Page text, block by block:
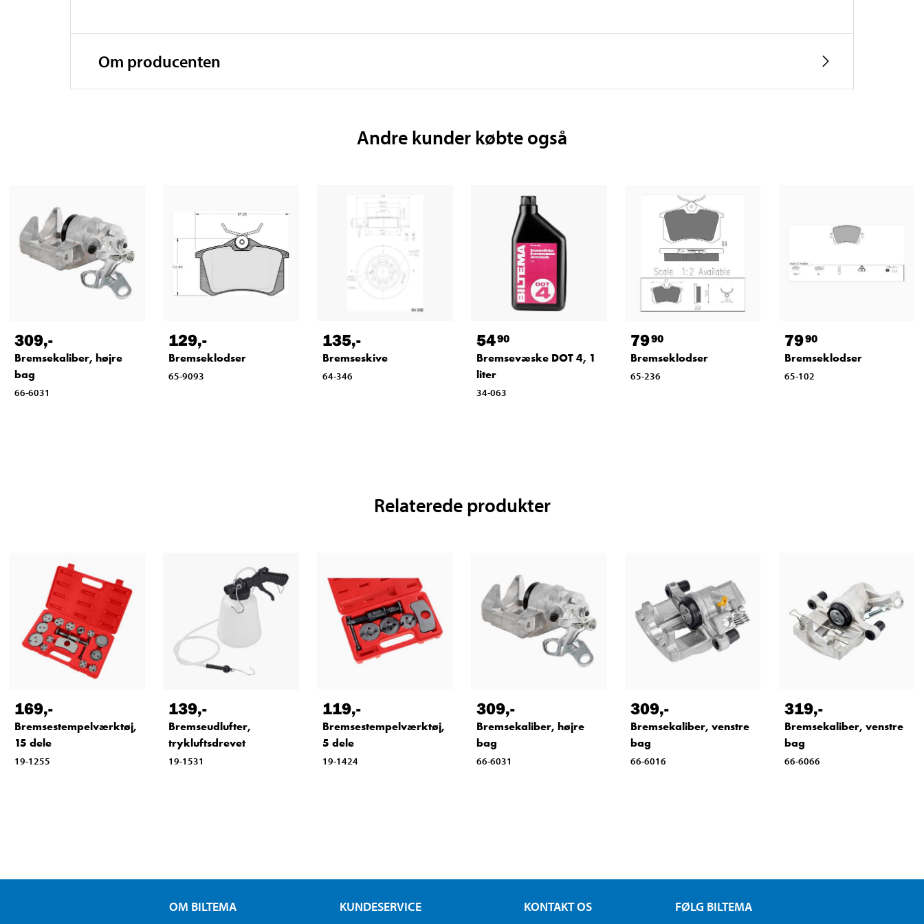
Om producenten
Andre kunder købte også
309,-
Bremsekaliber, højre
bag
66-6031
129,-
Bremseklodser
65-9093
135,-
Bremseskive
64-346
5490
Bremsevæske DOT 4, 1
liter
34-063
7990
Bremseklodser
65-236
7990
Bremseklodser
65-102
Relaterede produkter
169,-
Bremsestempelværktøj,
15 dele
19-1255
139,-
Bremseudlufter,
trykluftsdrevet
19-1531
119,-
Bremsestempelværktøj,
5 dele
19-1424
309,-
Bremsekaliber, højre
bag
66-6031
309,-
Bremsekaliber, venstre
bag
66-6016
319,-
Bremsekaliber, venstre
bag
66-6066
OM BILTEMA KUNDESERVICE KONTAKT OS FØLG BILTEMA